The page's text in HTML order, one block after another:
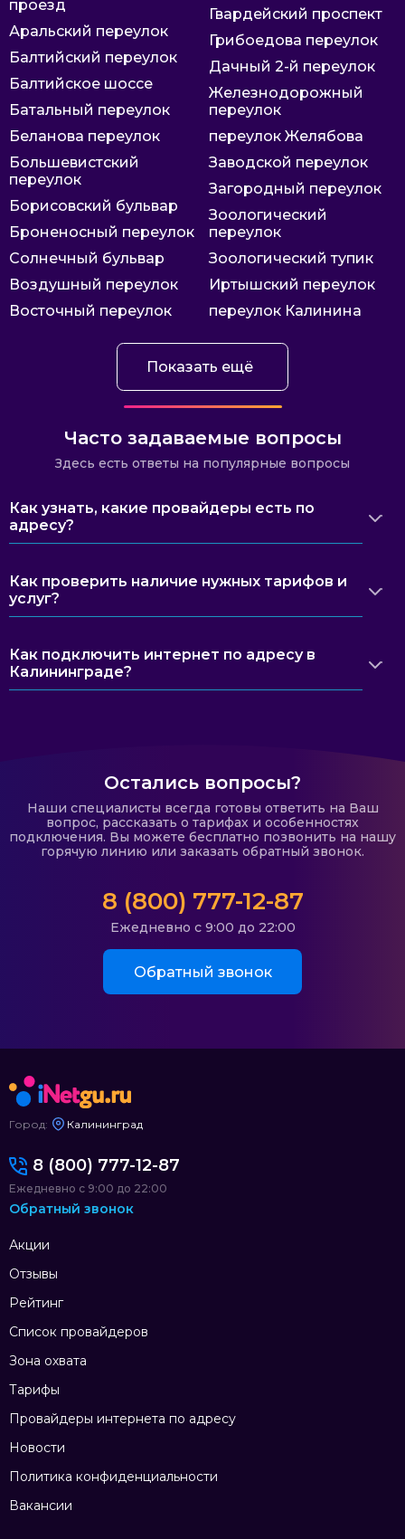
проезд
Аральский переулок
Балтийский переулок
Балтийское шоссе
Батальный переулок
Беланова переулок
Большевистский
переулок
Борисовский бульвар
Броненосный переулок
Солнечный бульвар
Воздушный переулок
Восточный переулок
Гвардейский проспект
Грибоедова переулок
Дачный 2-й переулок
Железнодорожный
переулок
переулок Желябова
Заводской переулок
Загородный переулок
Зоологический
переулок
Зоологический тупик
Иртышский переулок
переулок Калинина
Показать ещё
Часто задаваемые вопросы
Здесь есть ответы на популярные вопросы
Как узнать, какие провайдеры есть по
адресу?
Как проверить наличие нужных тарифов и
услуг?
Как подключить интернет по адресу в
Калининграде?
Остались вопросы?
Наши специалисты всегда готовы ответить на Ваш
вопрос, рассказать о тарифах и особенностях
подключения. Вы можете бесплатно позвонить на нашу
горячую линию или заказать обратный звонок.
8 (800) 777-12-87
Ежедневно с 9:00 до 22:00
Обратный звонок
Город: Калининград
Акции
Отзывы
Рейтинг
Список провайдеров
Зона охвата
Тарифы
Провайдеры интернета по адресу
Новости
Политика конфиденциальности
Вакансии
8 (800) 777-12-87
Ежедневно с 9:00 до 22:00
Обратный звонок